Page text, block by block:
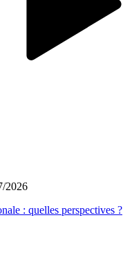
2026
: quelles perspectives ?